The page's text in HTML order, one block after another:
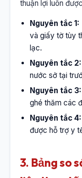
thuận lợi luôn
Nguyên tắc 1:
và giấy tờ tùy
lạc.
Nguyên tắc 2:
nước sở tại
Nguyên tắc 3:
ghé thăm các
Nguyên tắc 4:
được hỗ trợ y
3. Bảng so